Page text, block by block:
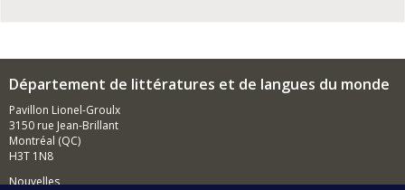
Département de littératures et de langues du monde
Pavillon Lionel-Groulx
3150 rue Jean-Brillant
Montréal (QC)
H3T 1N8
Nouvelles